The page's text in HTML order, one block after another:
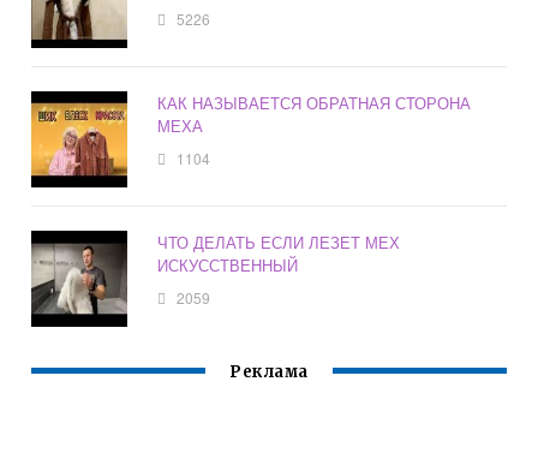
5226
КАК НАЗЫВАЕТСЯ ОБРАТНАЯ СТОРОНА
МЕХА
1104
ЧТО ДЕЛАТЬ ЕСЛИ ЛЕЗЕТ МЕХ
ИСКУССТВЕННЫЙ
2059
Реклама